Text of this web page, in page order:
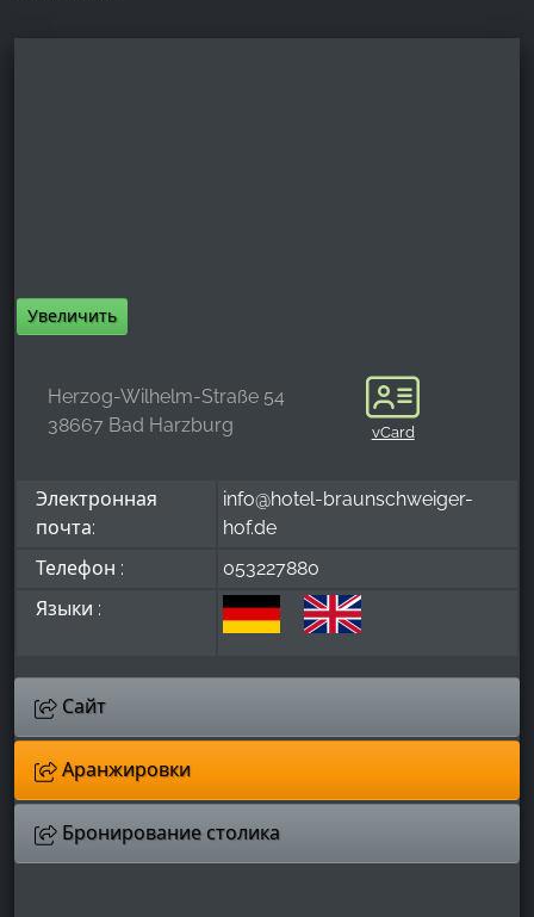
Увеличить
Herzog-Wilhelm-Straße 54
38667 Bad Harzburg
vCard
Электронная
почта:
info@hotel-braunschweiger-
hof.de
Телефон :
053227880
Языки :
Сайт
Аранжировки
Бронирование столика